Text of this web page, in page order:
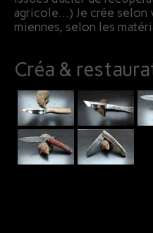
agricole…) Je crée selon
miennes, selon les
Créa &